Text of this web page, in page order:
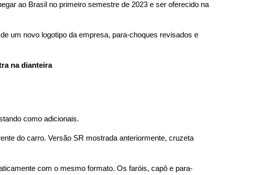
ao Brasil no primeiro semestre de 2023 e ser oferecido na
um novo logotipo da empresa, para-choques revisados e
na dianteira
como adicionais.
do carro. Versão SR mostrada anteriormente, cruzeta
com o mesmo formato. Os faróis, capô e para-